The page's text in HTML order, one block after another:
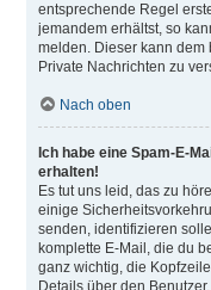
entsprechende Regel
jemandem erhältst, so
melden. Dieser kann
Private Nachrichten zu
Nach oben
Ich habe eine Spam-E-
erhalten!
Es tut uns leid, das zu
einige
senden, identifizieren
komplette E-Mail, die du
ganz wichtig, die
Details über den